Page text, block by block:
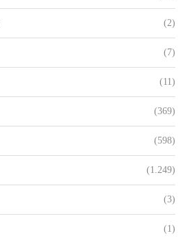
(2)
(7)
(11)
(369)
(598)
(1.249)
(3)
(1)